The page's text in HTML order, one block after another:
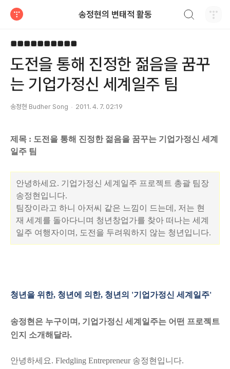
송정현의 변태적 활동
■■■■■■■■■■
도전을 통해 진정한 젊음을 꿈꾸
는 기업가정신 세계일주 팀
송정현 Budher Song 2011. 4. 7. 02:19
제목 : 도전을 통해 진정한 젊음을 꿈꾸는 기업가정신 세계
일주 팀
안녕하세요. 기업가정신 세계일주 프로젝트 총괄 팀장
송정현입니다.
팀장이라고 하니 아저씨 같은 느낌이 드는데, 저는 현
재 세계를 돌아다니며 청년창업가를 찾아 떠나는 세계
일주 여행자이며, 도전을 두려워하지 않는 청년입니다.
청년을 위한, 청년에 의한, 청년의 '기업가정신 세계일주'
송정현은 누구이며, 기업가정신 세계일주는 어떤 프로젝트
인지 소개해달라.
안녕하세요. Fledgling Entrepreneur 송정현입니다.